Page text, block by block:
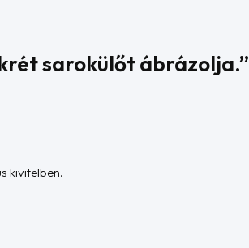
sarokülőt ábrázolja.”
kivitelben.